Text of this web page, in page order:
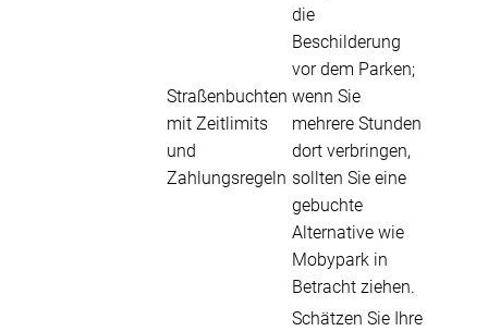
Straßenbuchten
mit Zeitlimits
und
Zahlungsregeln
die
Beschilderung
vor dem Parken;
wenn Sie
mehrere Stunden
dort verbringen,
sollten Sie eine
gebuchte
Alternative wie
Mobypark in
Betracht ziehen.
Schätzen Sie Ihre